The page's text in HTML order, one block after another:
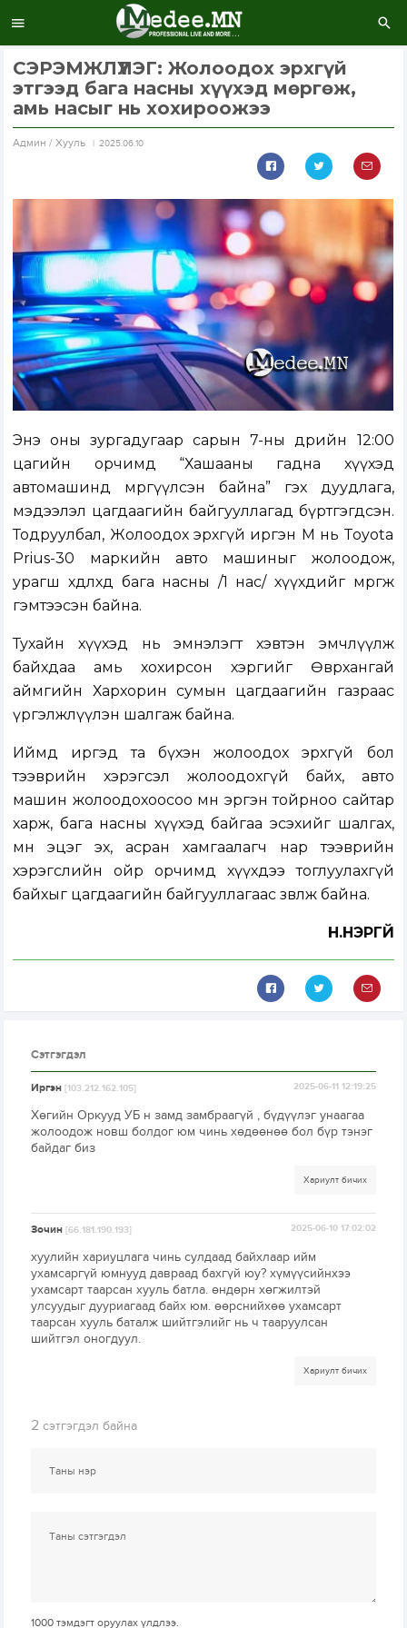
СЭРЭМЖЛҮҮЛЭГ: Жолоодох эрхгүй
этгээд бага насны хүүхэд мөргөж,
амь насыг нь хохироожээ
Aдмин / Хууль 2025.06.10
Энэ оны зургадугаар сарын 7-ны өдрийн 12:00
цагийн орчимд “Хашааны гадна хүүхэд
автомашинд мөргүүлсэн байна” гэх дуудлага,
мэдээлэл цагдаагийн байгууллагад бүртгэгдсэн.
Тодруулбал, Жолоодох эрхгүй иргэн М нь Toyota
Prius-30 маркийн авто машиныг жолоодож,
урагш хөдлөхдөө бага насны /1 нас/ хүүхдийг мөргөж
гэмтээсэн байна.
Тухайн хүүхэд нь эмнэлэгт хэвтэн эмчлүүлж
байхдаа амь хохирсон хэргийг Өвөрхангай
аймгийн Хархорин сумын цагдаагийн газраас
үргэлжлүүлэн шалгаж байна.
Иймд иргэд та бүхэн жолоодох эрхгүй бол
тээврийн хэрэгсэл жолоодохгүй байх, авто
машин жолоодохоосоо өмнө эргэн тойрноо сайтар
харж, бага насны хүүхэд байгаа эсэхийг шалгах,
мөн эцэг эх, асран хамгаалагч нар тээврийн
хэрэгслийн ойр орчимд хүүхдээ тоглуулахгүй
байхыг цагдаагийн байгууллагаас зөвлөж байна.
Н.НЭРГҮЙ
Сэтгэгдэл
Иргэн[103.212.162.105] 2025-06-11 12:19:25
Хөгийн Оркууд УБ н замд замбраагүй , бүдүүлэг унаагаа
жолоодож новш болдог юм чинь хөдөөнөө бол бүр тэнэг
байдаг биз
Хариулт бичих
Зочин[66.181.190.193] 2025-06-10 17:02:02
хуулийн хариуцлага чинь сулдаад байхлаар ийм
ухамсаргүй юмнууд давраад бахгүй юу? хүмүүсийнхээ
ухамсарт таарсан хууль батла. өндөрн хөгжилтэй
улсуудыг дууриагаад байх юм. өөрснийхөө ухамсарт
таарсан хууль баталж шийтгэлийг нь ч тааруулсан
шийтгэл оногдуул.
Хариулт бичих
2 сэтгэгдэл байна
1000 тэмдэгт оруулах үлдлээ.